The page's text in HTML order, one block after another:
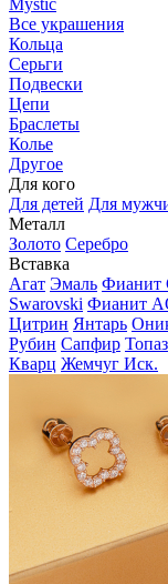
Mystic
Все украшения
Кольца
Серьги
Подвески
Цепи
Браслеты
Колье
Другое
Для кого
Для детей Для
Металл
Золото Серебро
Вставка
Агат Эмаль Фианит
Swarovski Фианит
Цитрин Янтарь
Рубин Сапфир Топаз
Кварц Жемчуг Иск.